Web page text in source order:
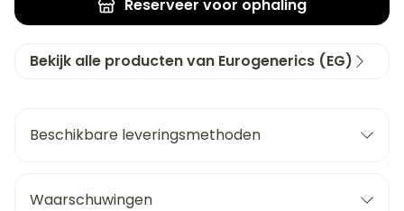
Reserveer voor ophaling
Bekijk alle producten van Eurogenerics (EG)
Beschikbare leveringsmethoden
Waarschuwingen